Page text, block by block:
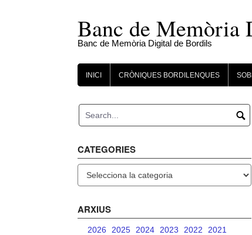
Banc de
Banc de Memòria Digital de Bordils
INICI CRÒNIQUES BORDILENQUES
CATEGORIES
ARXIUS
2026 2025 2024 2023 2022
2021